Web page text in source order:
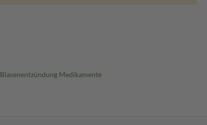
Blasenentzündung Medikamente